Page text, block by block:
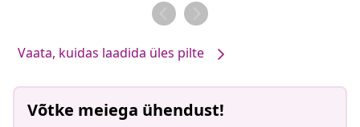
Vaata, kuidas laadida üles pilte
Võtke meiega ühendust!